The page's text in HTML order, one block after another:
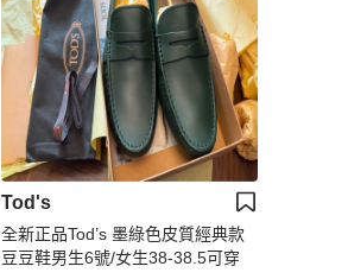
Tod's
全新正品Tod’s 墨綠色皮質經典款
豆豆鞋男生6號/女生38-38.5可穿